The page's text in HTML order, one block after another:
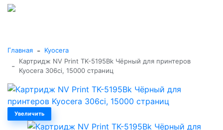
Главная - Kyocera
-
Картридж NV Print TK-5195Bk Чёрный для принтеров
Kyocera 306ci, 15000 страниц
Увеличить